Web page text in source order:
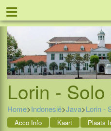
≡
Lorin - Solo
Home>Indonesië>Java>Lorin -
Acco Info Kaart Plaats